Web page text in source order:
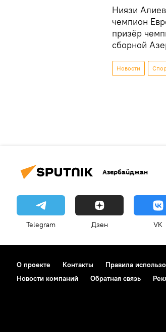
Ниязи
чемпион
призёр
сборной
Новости
Азербайджан
Telegram Дзен VK
О проекте Контакты Правила
Новости компаний
Обратная связь